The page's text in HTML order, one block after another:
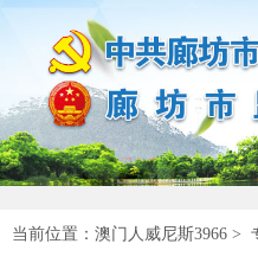
当前位置： 澳门人威尼斯3966 >